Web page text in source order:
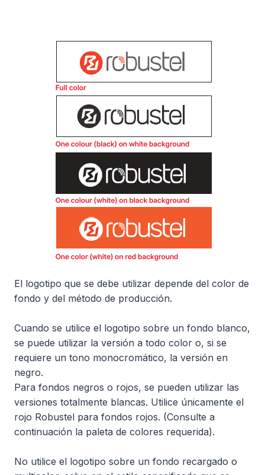
El logotipo que se debe utilizar depende del color de
fondo y del método de producción.
Cuando se utilice el logotipo sobre un fondo blanco,
se puede utilizar la versión a todo color o, si se
requiere un tono monocromático, la versión en
negro.
Para fondos negros o rojos, se pueden utilizar las
versiones totalmente blancas. Utilice únicamente el
rojo Robustel para fondos rojos. (Consulte a
continuación la paleta de colores requerida).
No utilice el logotipo sobre un fondo recargado o